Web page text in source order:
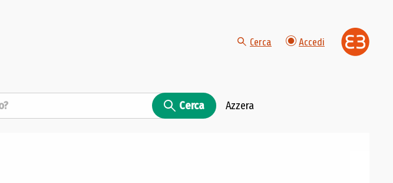
Cerca Accedi
Cerca Azzera